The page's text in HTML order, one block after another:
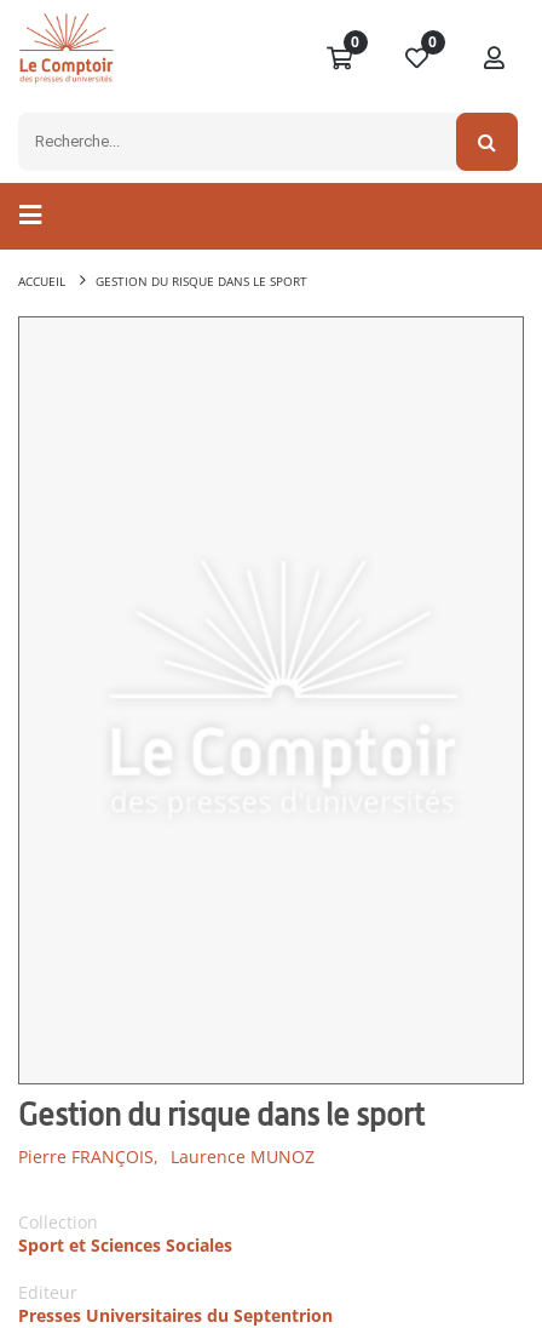
0 0
ACCUEIL GESTION DU RISQUE DANS LE SPORT
Gestion du risque dans le sport
Pierre FRANÇOIS, Laurence MUNOZ
Collection
Sport et Sciences Sociales
Editeur
Presses Universitaires du Septentrion